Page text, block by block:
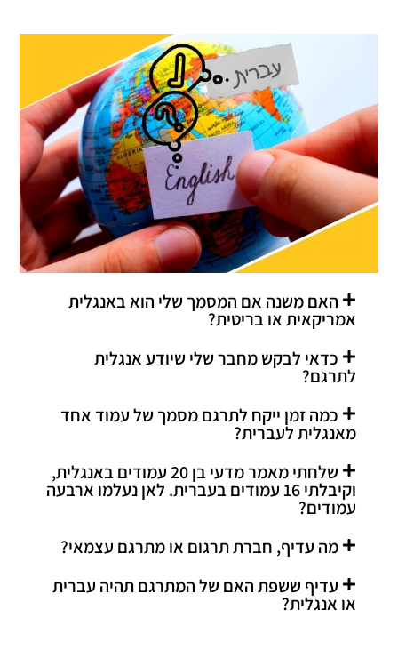
האם משנה אם המסמך שלי הוא באנגלית
אמריקאית או בריטית?
כדאי לבקש מחבר שלי שיודע אנגלית
לתרגם?
כמה זמן ייקח לתרגם מסמך של עמוד אחד
מאנגלית לעברית?
שלחתי מאמר מדעי בן 20 עמודים באנגלית,
וקיבלתי 16 עמודים בעברית. לאן נעלמו ארבעה
עמודים?
מה עדיף, חברת תרגום או מתרגם עצמאי?
עדיף ששפת האם של המתרגם תהיה עברית
או אנגלית?